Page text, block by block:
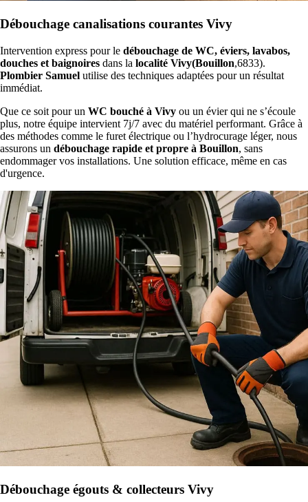
Débouchage canalisations courantes Vivy
Intervention express pour le débouchage de WC, éviers, lavabos,
douches et baignoires dans la localité Vivy(Bouillon,6833).
Plombier Samuel utilise des techniques adaptées pour un résultat
immédiat.
Que ce soit pour un WC bouché à Vivy ou un évier qui ne s’écoule
plus, notre équipe intervient 7j/7 avec du matériel performant. Grâce à
des méthodes comme le furet électrique ou l’hydrocurage léger, nous
assurons un débouchage rapide et propre à Bouillon, sans
endommager vos installations. Une solution efficace, même en cas
d'urgence.
Débouchage égouts & collecteurs Vivy